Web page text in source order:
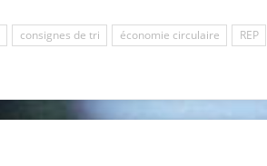
consignes de tri économie circulaire REP